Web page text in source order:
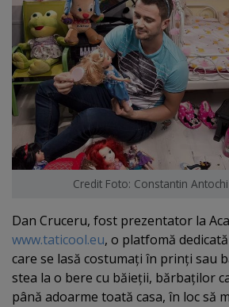
Credit Foto: Constantin
Dan Cruceru, fost prezentator la
www.taticool.eu, o platfomă
care se lasă costumaţi în prinţi sau
stea la o bere cu băieţii, bărbaţilor
până adoarme toată casa, în loc să